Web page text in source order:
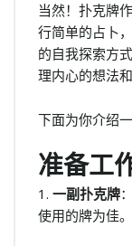
当然！扑克牌
行简单的占卜
的自我探索方
理内心的想法和
下面为你介绍
准备工
1. 一副扑克牌
使用的牌为佳